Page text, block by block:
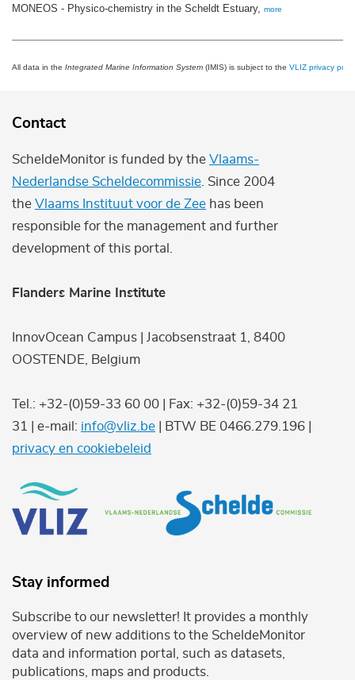
MONEOS - Physico-chemistry in the Scheldt Estuary, more
All data in the Integrated Marine Information System (IMIS) is subject to the VLIZ privacy
Contact
ScheldeMonitor is funded by the Vlaams-
Nederlandse Scheldecommissie . Since 2004
the Vlaams Instituut voor de Zee has been
responsible for the management and further
development of this portal.
Flanders Marine Institute
InnovOcean Campus | Jacobsenstraat 1, 8400
OOSTENDE, Belgium
Tel.: +32-(0)59-33 60 00 | Fax: +32-(0)59-34 21
31 | e-mail: info@vliz.be | BTW BE 0466.279.196 |
privacy en cookiebeleid
Stay informed
Subscribe to our newsletter! It provides a monthly
overview of new additions to the ScheldeMonitor
data and information portal, such as datasets,
publications, maps and products.